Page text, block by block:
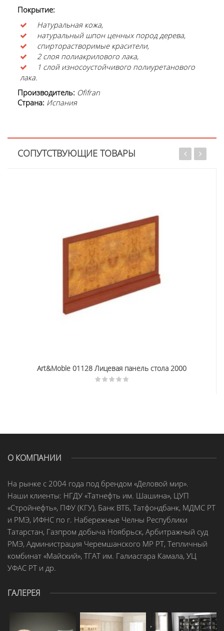
Покрытие:
Натуральная кожа,
натуральный шпон ценных пород дерева,
спирторастворимые красители,
2 слоя полиакрилового лака,
1 слой износоустойчивого полиуретанового
лака.
Производитель: Ofifran
Страна: Испания
СОПУТСТВУЮЩИЕ ТОВАРЫ
Art&Moble 01128 Лицевая панель стола 2000
О КОМПАНИИ
На рынке с 2004 года под брендом «Деловой мир».
Наши клиенты: НГДУ «Татнефть им. Шашина», ЦУП
«Стройнефть», ПФУ (КГУ), Банк ВТБ, Татфондбанк, МДМС РТ
и РМЭ, ИФНС по г. Набережные Челны Республики
Татарстан, Газпром добыча Ноябрьск, Арбитражный суд
РМЭ, Администрация Черемшанского МР РТ, Тепличный
комбинат «Майский», ТГАТ им. Галиасгара Камала, УЦ
УФАС РТ и др.
ГАЛЕРЕЯ